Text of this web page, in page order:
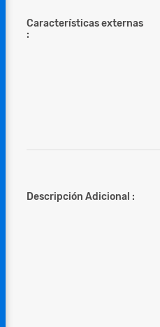
Características externas
:
Descripción Adicional :